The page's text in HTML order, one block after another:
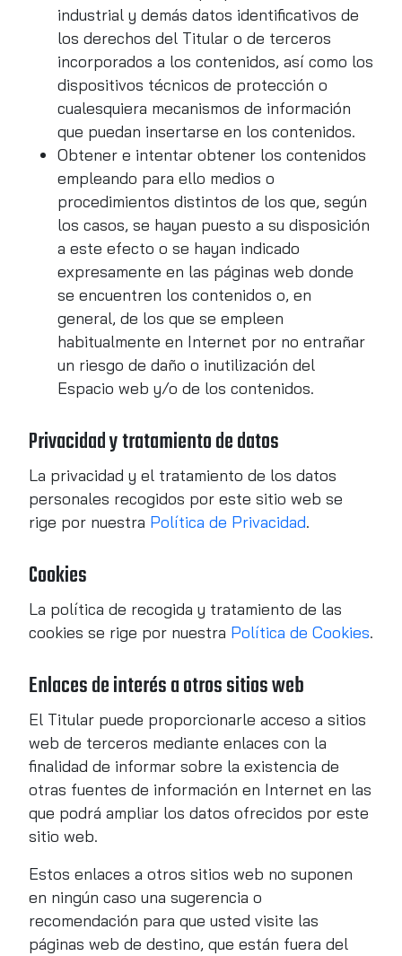
industrial y demás datos identificativos de
los derechos del Titular o de terceros
incorporados a los contenidos, así como los
dispositivos técnicos de protección o
cualesquiera mecanismos de información
que puedan insertarse en los contenidos.
Obtener e intentar obtener los contenidos
empleando para ello medios o
procedimientos distintos de los que, según
los casos, se hayan puesto a su disposición
a este efecto o se hayan indicado
expresamente en las páginas web donde
se encuentren los contenidos o, en
general, de los que se empleen
habitualmente en Internet por no entrañar
un riesgo de daño o inutilización del
Espacio web y/o de los contenidos.
Privacidad y tratamiento de datos
La privacidad y el tratamiento de los datos
personales recogidos por este sitio web se
rige por nuestra Política de Privacidad.
Cookies
La política de recogida y tratamiento de las
cookies se rige por nuestra Política de Cookies.
Enlaces de interés a otros sitios web
El Titular puede proporcionarle acceso a sitios
web de terceros mediante enlaces con la
finalidad de informar sobre la existencia de
otras fuentes de información en Internet en las
que podrá ampliar los datos ofrecidos por este
sitio web.
Estos enlaces a otros sitios web no suponen
en ningún caso una sugerencia o
recomendación para que usted visite las
páginas web de destino, que están fuera del